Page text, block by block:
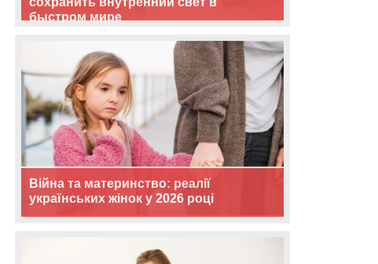
быстром мире
Війна та материнство: реалії
українських жінок у 2026 році